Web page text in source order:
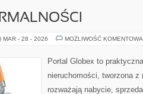
MAR - 28 - 2026 MOŻLIWOŚĆ
Portal Globex to
nieruchomości, tworzona
rozważają nabycie,